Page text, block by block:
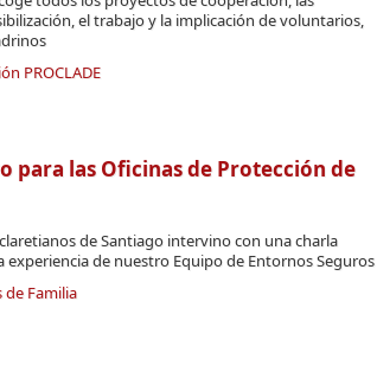
el trabajo y la implicación de voluntarios,
PROCLADE
para las Oficinas de Protección de
de Santiago intervino con una charla
de nuestro Equipo de Entornos Seguros
de Familia